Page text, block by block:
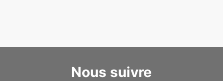
Nous suivre